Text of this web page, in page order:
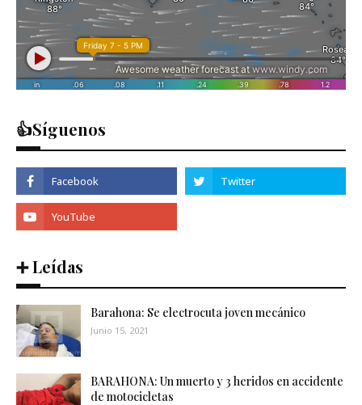
👍Síguenos
➕ Leídas
Barahona: Se electrocuta joven mecánico
Junio 15, 2021
BARAHONA: Un muerto y 3 heridos en accidente
de motocicletas